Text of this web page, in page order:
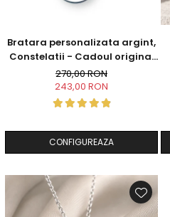
Bratara personalizata argint,
Constelatii - Cadoul original
pentru sora sau prietena ta
270,00 RON
243,00 RON
CONFIGUREAZA